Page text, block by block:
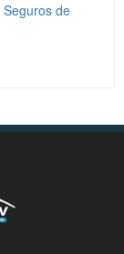
Seguros de